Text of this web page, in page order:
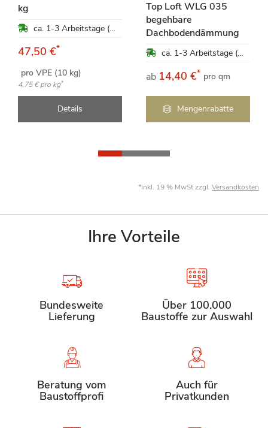
kg
ca. 1-3 Arbeitstage (Mo-Fr)
47,50 €*
pro VPE (10 kg)
4,75 €pro kg*
Details
Top Loft WLG 035
begehbare
Dachbodendämmung
ca. 1-3 Arbeitstage (Mo-Fr)
ab 14,40 €* pro qm
Mengenrabatte
*inkl. 19 % MwSt zzgl. Versandkosten
Ihre Vorteile
Bundesweite
Lieferung
Über 100.000
Baustoffe zur Auswahl
Beratung vom
Baustoffprofi
Auch für
Privatkunden